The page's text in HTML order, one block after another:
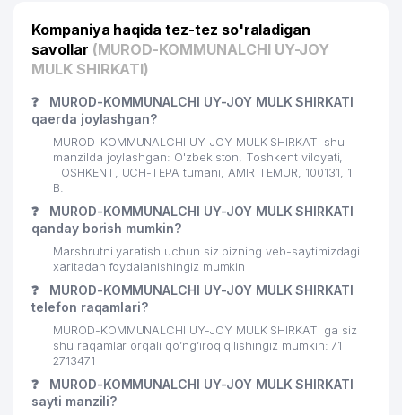
Kompaniya haqida tez-tez so'raladigan
savollar (MUROD-KOMMUNALCHI UY-JOY
MULK SHIRKATI)
❓
MUROD-KOMMUNALCHI UY-JOY MULK SHIRKATI
qaerda joylashgan?
MUROD-KOMMUNALCHI UY-JOY MULK SHIRKATI shu
manzilda joylashgan: O'zbekiston, Toshkent viloyati,
TOSHKENT, UCH-TEPA tumani, AMIR TEMUR, 100131, 1
B.
❓
MUROD-KOMMUNALCHI UY-JOY MULK SHIRKATI
qanday borish mumkin?
Marshrutni yaratish uchun siz bizning veb-saytimizdagi
xaritadan foydalanishingiz mumkin
❓
MUROD-KOMMUNALCHI UY-JOY MULK SHIRKATI
telefon raqamlari?
MUROD-KOMMUNALCHI UY-JOY MULK SHIRKATI ga siz
shu raqamlar orqali qo’ng’iroq qilishingiz mumkin: 71
2713471
❓
MUROD-KOMMUNALCHI UY-JOY MULK SHIRKATI
sayti manzili?